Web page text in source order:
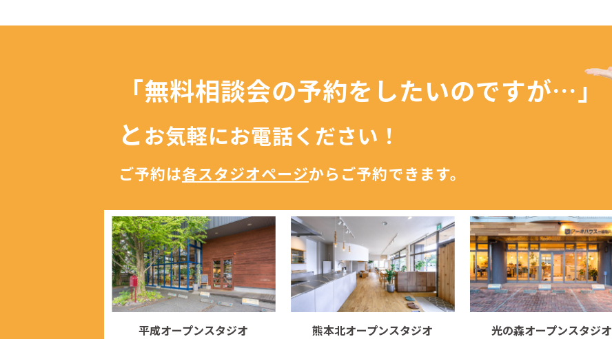
「無料相談会の予約を したいのですが…」
とお気軽にお電話ください！
ご予約は各スタジオページからご予約できます。
平成オープンスタジオ 熊本北オープンスタジオ 光の森オープンスタジオ